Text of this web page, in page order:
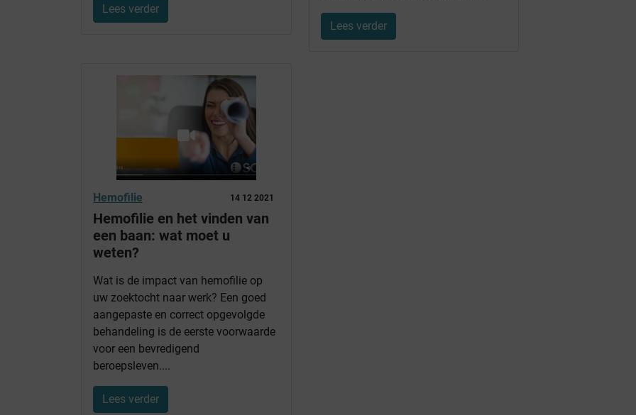
Lees verder
Lees verder
14 12 2021
Hemofilie
Hemofilie en het vinden van
een baan: wat moet u
weten?
Wat is de impact van hemofilie op
uw zoektocht naar werk? Een goed
aangepaste en correct opgevolgde
behandeling is de eerste voorwaarde
voor een bevredigend
beroepsleven....
Lees verder